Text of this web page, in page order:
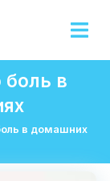
боль в
в домашних